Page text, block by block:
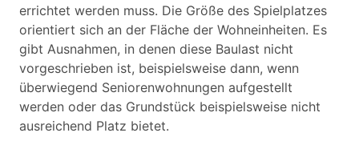
errichtet werden muss. Die Größe des Spielplatzes
orientiert sich an der Fläche der Wohneinheiten. Es
gibt Ausnahmen, in denen diese Baulast nicht
vorgeschrieben ist, beispielsweise dann, wenn
überwiegend Seniorenwohnungen aufgestellt
werden oder das Grundstück beispielsweise nicht
ausreichend Platz bietet.